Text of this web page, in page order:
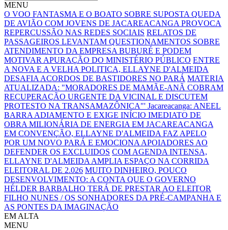
MENU
O VOO FANTASMA E O BOATO SOBRE SUPOSTA QUEDA
DE AVIÃO COM JOVENS DE JACAREACANGA PROVOCA
REPERCUSSÃO NAS REDES SOCIAIS RELATOS DE
PASSAGEIROS LEVANTAM QUESTIONAMENTOS SOBRE
ATENDIMENTO DA EMPRESA BUBURÉ E PODEM
MOTIVAR APURAÇÃO DO MINISTÉRIO PÚBLICO ENTRE
A NOVA E A VELHA POLITICA, ELLAYNE D'ALMEIDA
DESAFIA ACORDOS DE BASTIDORES NO PARÁ MATERIA
ATUALIZADA: "MORADORES DE MAMÃE-ANÃ COBRAM
RECUPERAÇÃO URGENTE DA VICINAL E DISCUTEM
PROTESTO NA TRANSAMAZÔNICA"' Jacareacanga: ANEEL
BARRA ADIAMENTO E EXIGE INÍCIO IMEDIATO DE
OBRA MILIONÁRIA DE ENERGIA EM JACAREACANGA
EM CONVENÇÃO, ELLAYNE D'ALMEIDA FAZ APELO
POR UM NOVO PARÁ E EMOCIONA APOIADORES AO
DEFENDER OS EXCLUIDOS COM AGENDA INTENSA,
ELLAYNE D'ALMEIDA AMPLIA ESPAÇO NA CORRIDA
ELEITORAL DE 2.026 MUITO DINHEIRO, POUCO
DESENVOLVIMENTO: A CONTA QUE O GOVERNO
HÉLDER BARBALHO TERÁ DE PRESTAR AO ELEITOR
FILHO NUNES / OS SONHADORES DA PRÉ-CAMPANHA E
AS PONTES DA IMAGINAÇÃO
EM ALTA
MENU